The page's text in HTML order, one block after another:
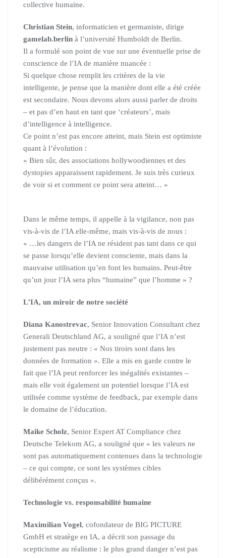
collective humaine.
Christian Stein, informaticien et germaniste, dirige
gamelab.berlin à l’université Humboldt de Berlin.
Il a formulé son point de vue sur une éventuelle prise de
conscience de l’IA de manière nuancée :
Si quelque chose remplit les critères de la vie
intelligente, je pense que la manière dont elle a été créée
est secondaire. Nous devons alors aussi parler de droits
– et pas d’en haut en tant que ‘créateurs’, mais
d’intelligence à intelligence.
Ce point n’est pas encore atteint, mais Stein est optimiste
quant à l’évolution :
« Bien sûr, des associations hollywoodiennes et des
dystopies apparaissent rapidement. Je suis très curieux
de voir si et comment ce point sera atteint… »
Dans le même temps, il appelle à la vigilance, non pas
vis-à-vis de l’IA elle-même, mais vis-à-vis de nous :
« …les dangers de l’IA ne résident pas tant dans ce qui
se passe lorsqu’elle devient consciente, mais dans la
mauvaise utilisation qu’en font les humains. Peut-être
qu’un jour l’IA sera plus “humaine” que l’homme » ?
L’IA, un miroir de notre société
Diana Kanostrevac, Senior Innovation Consultant chez
Generali Deutschland AG, a souligné que l’IA n’est
justement pas neutre : « Nos tiroirs sont dans les
données de formation ». Elle a mis en garde contre le
fait que l’IA peut renforcer les inégalités existantes –
mais elle voit également un potentiel lorsque l’IA est
utilisée comme système de feedback, par exemple dans
le domaine de l’éducation.
Maike Scholz, Senior Expert AT Compliance chez
Deutsche Telekom AG, a souligné que « les valeurs ne
sont pas automatiquement contenues dans la technologie
– ce qui compte, ce sont les systèmes cibles
délibérément conçus ».
Technologie vs. responsabilité humaine
Maximilian Vogel, cofondateur de BIG PICTURE
GmbH et stratège en IA, a décrit son passage du
scepticisme au réalisme : le plus grand danger n’est pas